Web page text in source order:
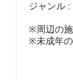
ジャンル :
※周辺の
※未成年